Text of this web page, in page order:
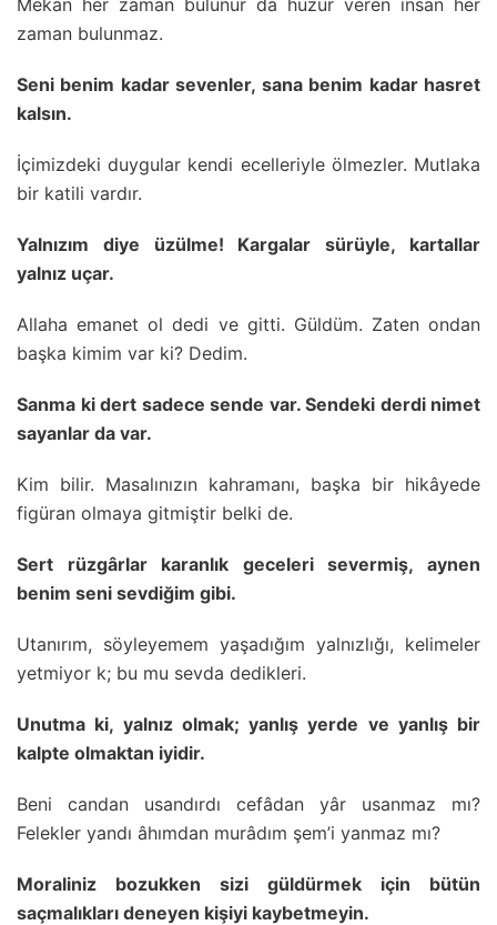
zaman bulunmaz.
Seni benim kadar sevenler, sana benim kadar hasret
kalsın.
İçimizdeki duygular kendi ecelleriyle ölmezler. Mutlaka
bir katili vardır.
Yalnızım diye üzülme! Kargalar sürüyle, kartallar
yalnız uçar.
Allaha emanet ol dedi ve gitti. Güldüm. Zaten ondan
başka kimim var ki? Dedim.
Sanma ki dert sadece sende var. Sendeki derdi nimet
sayanlar da var.
Kim bilir. Masalınızın kahramanı, başka bir hikâyede
figüran olmaya gitmiştir belki de.
Sert rüzgârlar karanlık geceleri severmiş, aynen
benim seni sevdiğim gibi.
Utanırım, söyleyemem yaşadığım yalnızlığı, kelimeler
yetmiyor k; bu mu sevda dedikleri.
Unutma ki, yalnız olmak; yanlış yerde ve yanlış bir
kalpte olmaktan iyidir.
Beni candan usandırdı cefâdan yâr usanmaz mı?
Felekler yandı âhımdan murâdım şem’i yanmaz mı?
Moraliniz bozukken sizi güldürmek için bütün
saçmalıkları deneyen kişiyi kaybetmeyin.